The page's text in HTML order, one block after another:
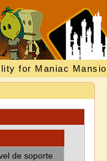
for Maniac
de soporte